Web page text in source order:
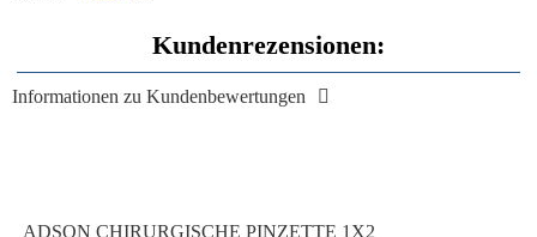
Kundenrezensionen:
Informationen zu Kundenbewertungen
ADSON CHIRURGISCHE PINZETTE 1X2